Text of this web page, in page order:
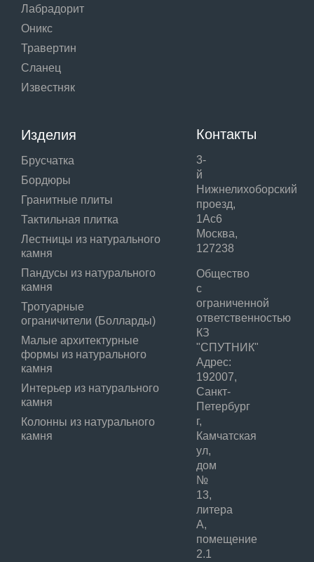
Лабрадорит
Оникс
Травертин
Сланец
Известняк
Изделия
Брусчатка
Бордюры
Гранитные плиты
Тактильная плитка
Лестницы из натурального
камня
Пандусы из натурального
камня
Тротуарные
ограничители (Болларды)
Малые архитектурные
формы из натурального
камня
Интерьер из натурального
камня
Колонны из натурального
камня
Контакты
3-
й
Нижнелихоборский
проезд,
1Ас6
Москва,
127238
Общество
с
ограниченной
ответственностью
КЗ
"СПУТНИК"
Адрес:
192007,
Санкт-
Петербург
г,
Камчатская
ул,
дом
№
13,
литера
А,
помещение
2.1